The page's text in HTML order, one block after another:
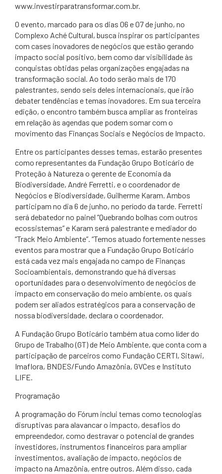
www.investirparatransformar.com.br.
O evento, marcado para os dias 06 e 07 de junho, no
Complexo Aché Cultural, busca inspirar os participantes
com cases inovadores de negócios que estão gerando
impacto social positivo, bem como dar visibilidade às
conquistas obtidas pelas organizações engajadas na
transformação social. Ao todo serão mais de 170
palestrantes, sendo seis deles internacionais, que irão
debater tendências e temas inovadores. Em sua terceira
edição, o encontro também busca ampliar as fronteiras
em relação às agendas que podem somar com o
movimento das Finanças Sociais e Negócios de Impacto.
Entre os participantes desses temas, estarão presentes
como representantes da Fundação Grupo Boticário de
Proteção à Natureza o gerente de Economia da
Biodiversidade, André Ferretti, e o coordenador de
Negócios e Biodiversidade, Guilherme Karam. Ambos
participam no dia 6 de junho, no período da tarde. Ferretti
será debatedor no painel “Quebrando bolhas com outros
ecossistemas” e Karam será palestrante e mediador do
“Track Meio Ambiente”. “Temos atuado fortemente nesses
eventos para mostrar que a Fundação Grupo Boticário
está cada vez mais engajada no campo de Finanças
Socioambientais, demonstrando que há diversas
oportunidades para o desenvolvimento de negócios de
impacto em conservação do meio ambiente, os quais
podem ser ​aliados estratégicos para a conservação de
nossa biodiversidade, declara o coordenador.
A Fundação Grupo Boticário também atua como líder do
Grupo de Trabalho (GT) de Meio Ambiente, que conta com a
participação de parceiros como Fundação CERTI, Sitawi,
Imaflora, BNDES/Fundo Amazônia, GVCes e Instituto
LIFE.
​Programação
A programação do Fórum inclui temas como tecnologias
disruptivas para alavancar o impacto, desafios do
empreendedor, como destravar o potencial de grandes
investidores, instrumentos financeiros para ampliar
investimentos, avaliação de impacto, negócios de
impacto na Amazônia, entre outros. Além disso, cada